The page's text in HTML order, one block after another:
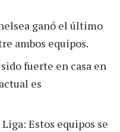
ganó el último
ambos equipos.
fuerte en casa en
es
Estos equipos se